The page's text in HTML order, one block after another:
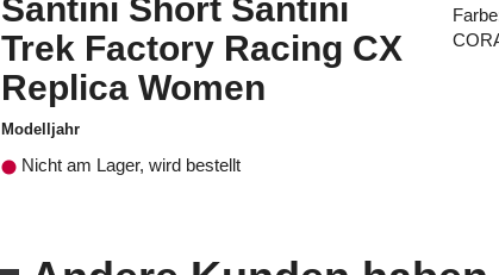
Santini Short Santini
Trek Factory Racing CX
Replica Women
Modelljahr
Nicht am Lager, wird bestellt